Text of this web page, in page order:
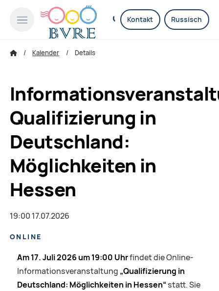
Kontakt Russisch
Kalender Details
Qualifizierung in
Deutschland:
Möglichkeiten in
Hessen
19:00 17.07.2026
ONLINE
Am 17. Juli 2026 um 19:00 Uhrfindet die Online-
Informationsveranstaltung „Qualifizierung in
Deutschland: Möglichkeiten in Hessen“statt. Sie